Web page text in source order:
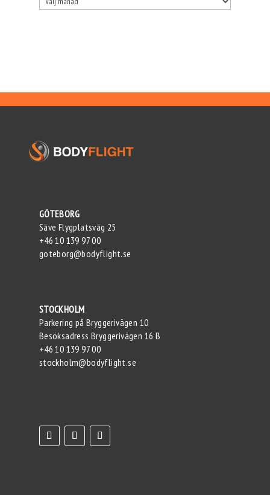
GÖTEBORG
Säve Flygplatsväg 25
+46 10 139 97 00
goteborg@bodyflight.se
STOCKHOLM
Parkering på Bryggerivägen 10
Besöksadress Bryggerivägen 16 B
+46 10 139 97 00
stockholm@bodyflight.se